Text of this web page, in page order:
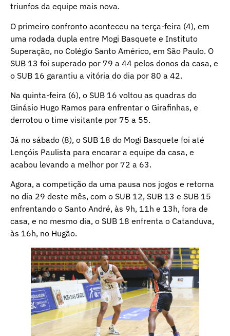
triunfos da equipe mais nova.
O primeiro confronto aconteceu na terça-feira (4), em
uma rodada dupla entre Mogi Basquete e Instituto
Superação, no Colégio Santo Américo, em São Paulo. O
SUB 13 foi superado por 79 a 44 pelos donos da casa, e
o SUB 16 garantiu a vitória do dia por 80 a 42.
Na quinta-feira (6), o SUB 16 voltou as quadras do
Ginásio Hugo Ramos para enfrentar o Girafinhas, e
derrotou o time visitante por 75 a 55.
Já no sábado (8), o SUB 18 do Mogi Basquete foi até
Lençóis Paulista para encarar a equipe da casa, e
acabou levando a melhor por 72 a 63.
Agora, a competição da uma pausa nos jogos e retorna
no dia 29 deste mês, com o SUB 12, SUB 13 e SUB 15
enfrentando o Santo André, às 9h, 11h e 13h, fora de
casa, e no mesmo dia, o SUB 18 enfrenta o Catanduva,
às 16h, no Hugão.